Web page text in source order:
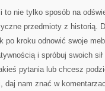
to nie tylko sposób na
przedmioty z historią.
​po kroku odnowić swoje
i spróbuj swoich
‍pytania lub chcesz
⁣daj nam znać w